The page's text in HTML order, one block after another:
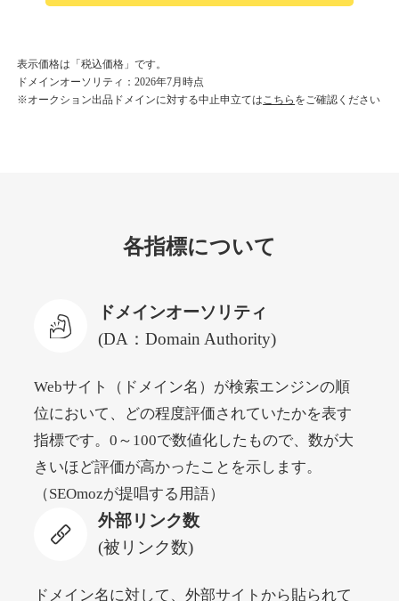
korean-beautyshop.com
ジャンルその他
詳細を見る
newyorktodaylive.com
DA53 外部リンク数 430 ドメイン年齢
詳細を見る
dog-life-jacket.com
ジャンルその他
外部リンク数393
入札 0件
表示価格は「税込価格」です。
ドメインオーソリティ：2026年7月時点
※オークション出品ドメインに対する中止申立てはこちら をご確認ください
各指標について
ドメインオーソリティ
(DA：Domain Authority)
Webサイト（ドメイン名）が検索エンジンの順
位において、どの程度評価されていたかを表す
指標です。0～100で数値化したもので、数が大
きいほど評価が高かったことを示します。
（SEOmozが提唱する用語）
外部リンク数
(被リンク数)
ドメイン名に対して、外部サイトから貼られて